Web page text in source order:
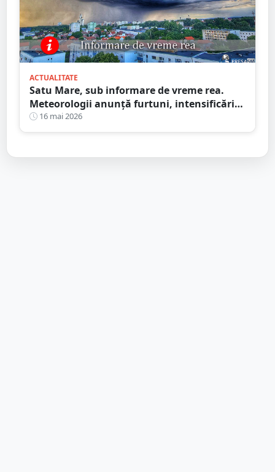
ACTUALITATE
Satu Mare, sub informare de vreme rea.
Meteorologii anunță furtuni, intensificări
de vânt și ploi în averse
16 mai 2026